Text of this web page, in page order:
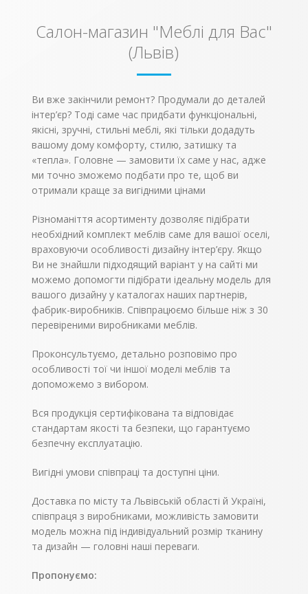
у вітальні, але при
цьому їй
невеликої вітальні.
Салон-магазин "Меблі для Вас"
(Львів)
Ви вже закінчили ремонт? Продумали до деталей
інтер’єр? Тоді саме час придбати функціональні,
якісні, зручні, стильні меблі, які тільки додадуть
вашому дому комфорту, стилю, затишку та
«тепла». Головне — замовити їх саме у нас, адже
ми точно зможемо подбати про те, щоб ви
отримали краще за вигідними цінами
Різноманіття асортименту дозволяє підібрати
необхідний комплект меблів саме для вашої оселі,
враховуючи особливості дизайну інтер’єру. Якщо
Ви не знайшли підходящий варіант у на сайті ми
можемо допомогти підібрати ідеальну модель для
вашого дизайну у каталогах наших партнерів,
фабрик-виробників. Співпрацюємо більше ніж з 30
перевіреними виробниками меблів.
Проконсультуємо, детально розповімо про
особливості тої чи іншої моделі меблів та
допоможемо з вибором.
Вся продукція сертифікована та відповідає
стандартам якості та безпеки, що гарантуємо
безпечну експлуатацію.
Вигідні умови співпраці та доступні ціни.
Доставка по місту та Львівській області й Україні,
співпраця з виробниками, можливість замовити
модель можна під індивідуальний розмір тканину
та дизайн — головні наші переваги.
Пропонуємо: